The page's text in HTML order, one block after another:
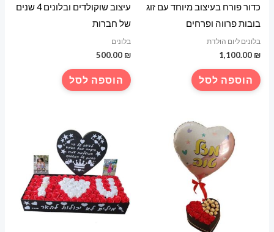
כדור פורח בעיצוב מיוחד עם זוג
בובות פרווה ופרחים
בלונים ליום הולדת
1,100.00 ₪
הוספה לסל
עיצוב שוקולדים ובלונים 4 שנים
של חברות
בלונים
500.00 ₪
הוספה לסל